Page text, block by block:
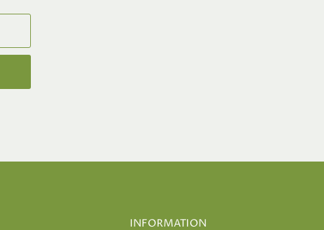
INFORMATION